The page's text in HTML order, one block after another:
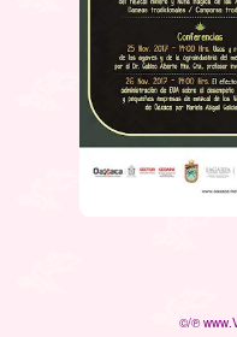
©/℗